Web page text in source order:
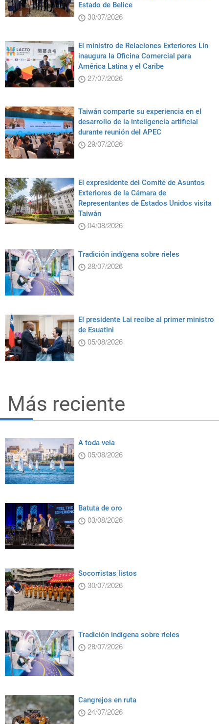
Estado de Belice
30/07/2026
El ministro de Relaciones Exteriores Lin
inaugura la Oficina Comercial para
América Latina y el Caribe
27/07/2026
Taiwán comparte su experiencia en el
desarrollo de la inteligencia artificial
durante reunión del APEC
29/07/2026
El expresidente del Comité de Asuntos
Exteriores de la Cámara de
Representantes de Estados Unidos visita
Taiwán
04/08/2026
Tradición indígena sobre rieles
28/07/2026
El presidente Lai recibe al primer ministro
de Esuatini
05/08/2026
Más reciente
A toda vela
05/08/2026
Batuta de oro
03/08/2026
Socorristas listos
30/07/2026
Tradición indígena sobre rieles
28/07/2026
Cangrejos en ruta
24/07/2026